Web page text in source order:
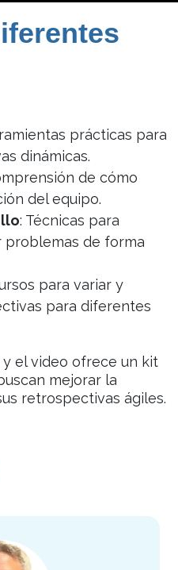
prácticas para
dinámicas.
de cómo
del equipo.
: Técnicas para
problemas de forma
para variar y
para diferentes
el video ofrece un kit
mejorar la
retrospectivas ágiles.